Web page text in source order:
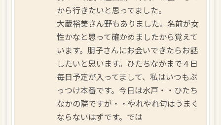
から行きたいと思ってました。
大蔵裕美さん野もありました。名前が女
性かなと思って確かめましたから覚えて
います。朋子さんにお会いできたらお話
したいと思います。ひたちなかまで４日
毎日予定が入ってまして、私はいつもぶ
っつけ本番です。今日は水戸・・ひたち
なかの隣ですが・・やれやれ句はうまく
ならないはずです。では